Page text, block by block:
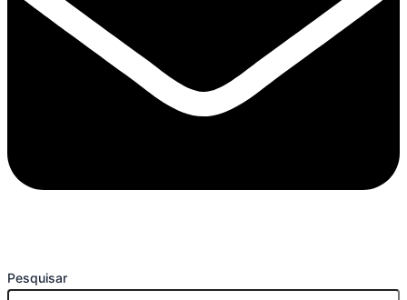
Pesquisar